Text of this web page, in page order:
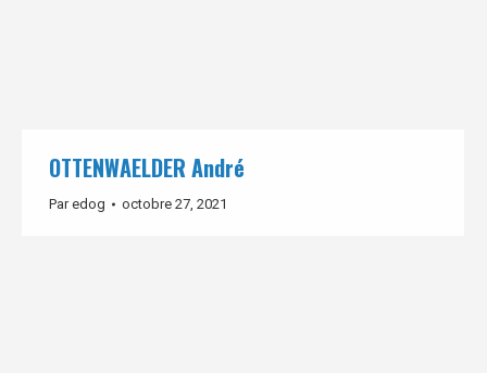
OTTENWAELDER André
Paredog octobre 27, 2021